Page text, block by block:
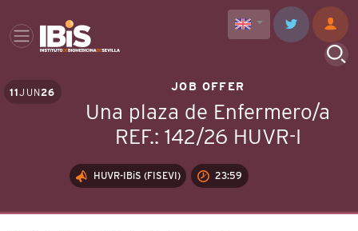
11JUN26 JOB OFFER
Una plaza de Enfermero/a
REF.: 142/26 HUVR-I
HUVR-IBiS (FISEVI) 23:59